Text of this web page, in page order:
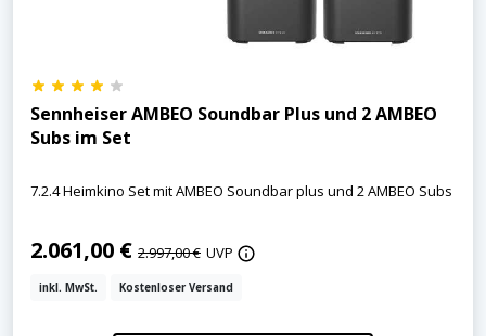
Sennheiser AMBEO Soundbar Plus und 2 AMBEO
Subs im Set
7.2.4 Heimkino Set mit AMBEO Soundbar plus und 2 AMBEO Subs
2.061,00 € 2.997,00 € UVP
inkl. MwSt. Kostenloser Versand